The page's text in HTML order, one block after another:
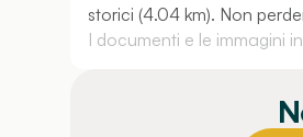
storici (4.04 km). Non
I documenti e le immagini